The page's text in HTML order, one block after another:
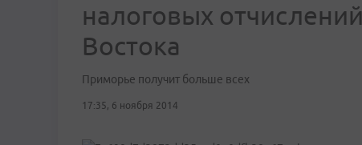
налоговых
Востока
Приморье получит больше всех
17:35, 6 ноября 2014